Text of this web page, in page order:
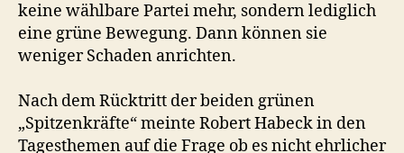
keine wählbare Partei mehr, sondern lediglich
eine grüne Bewegung. Dann können sie
weniger Schaden anrichten.
Nach dem Rücktritt der beiden grünen
„Spitzenkräfte“ meinte Robert Habeck in den
Tagesthemen auf die Frage ob es nicht ehrlicher